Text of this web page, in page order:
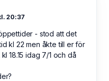
20:37
- stod att det
kl 22 men åkte till er för
18.15 idag 7/1 och då